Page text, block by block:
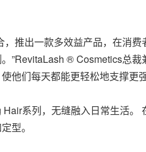
推出一款多效益产品，在消
”RevitaLash ® Cosmetics总
他们每天都能更轻松地支撑更
系列，无缝融入日常生活
型。